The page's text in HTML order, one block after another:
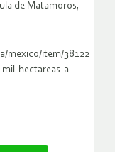
de Matamoros,
mexico/item/38122
hectareas-a-